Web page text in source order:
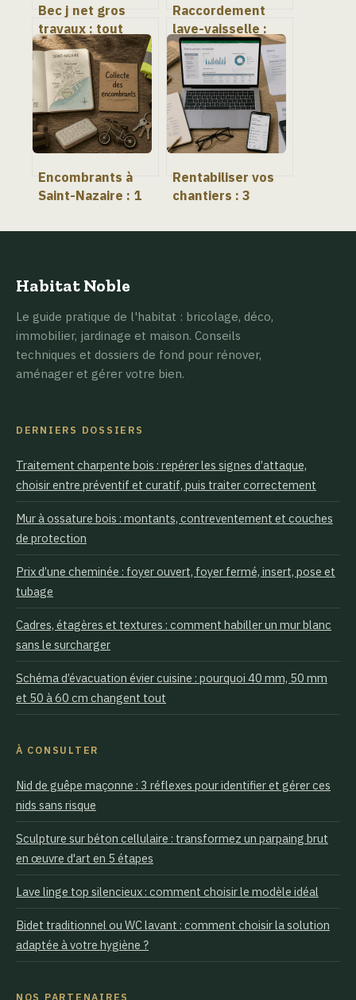
Bec j net gros
travaux : tout
comprendre sur
ce service de
nettoyage
professionnel
Raccordement
lave-vaisselle :
étapes, normes et
erreurs à éviter
Encombrants à
Saint-Nazaire : 1
les règles pour
Rentabiliser vos
chantiers : 3
transformer votre
Habitat Noble
Le guide pratique de l'habitat : bricolage, déco,
immobilier, jardinage et maison. Conseils
techniques et dossiers de fond pour rénover,
aménager et gérer votre bien.
DERNIERS DOSSIERS
Traitement charpente bois : repérer les signes d’attaque,
choisir entre préventif et curatif, puis traiter correctement
Mur à ossature bois : montants, contreventement et couches
de protection
Prix d’une cheminée : foyer ouvert, foyer fermé, insert, pose et
tubage
Cadres, étagères et textures : comment habiller un mur blanc
sans le surcharger
Schéma d’évacuation évier cuisine : pourquoi 40 mm, 50 mm
et 50 à 60 cm changent tout
À CONSULTER
Nid de guêpe maçonne : 3 réflexes pour identifier et gérer ces
nids sans risque
Sculpture sur béton cellulaire : transformez un parpaing brut
en œuvre d'art en 5 étapes
Lave linge top silencieux : comment choisir le modèle idéal
Bidet traditionnel ou WC lavant : comment choisir la solution
adaptée à votre hygiène ?
NOS PARTENAIRES